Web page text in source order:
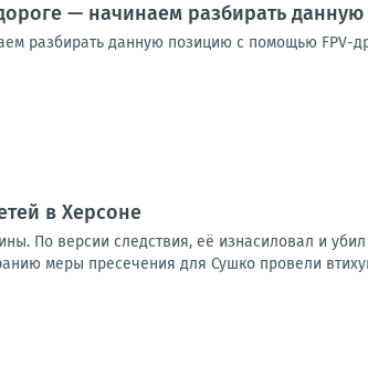
— начинаем разбирать
разбирать данную позицию с помощью FPV-
в Херсоне
По версии следствия, её изнасиловал и
меры пресечения для Сушко провели